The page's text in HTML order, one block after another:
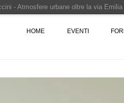
HOME EVENTI
- Atmosfere urbane oltre la via Emilia
Collodi, creatore di Pinocchio - Call di